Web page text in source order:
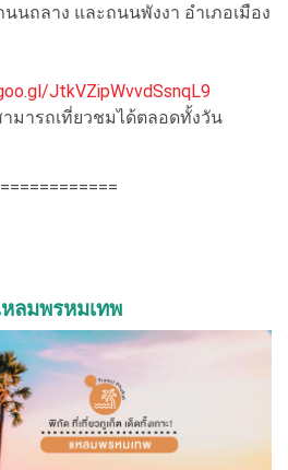
นถลาง และถนนพังงา อำเภอเมือง
JtkVZipWvvdSsnqL9
ามารถเที่ยวชมได้ตลอดทั้งวัน
ลมพรหมเทพ